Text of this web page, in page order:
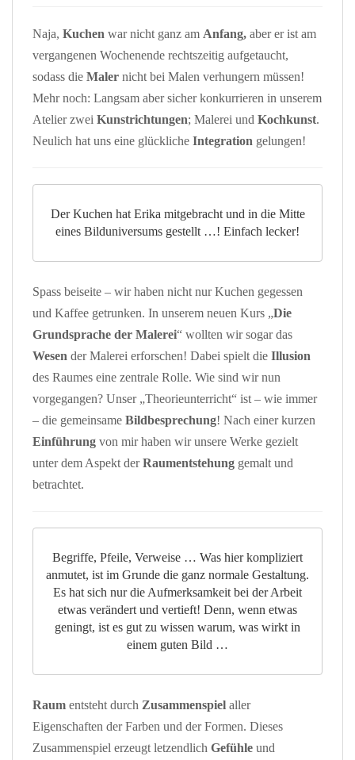
Naja, Kuchen war nicht ganz am Anfang, aber er ist am
vergangenen Wochenende rechtszeitig aufgetaucht,
sodass die Maler nicht bei Malen verhungern müssen!
Mehr noch: Langsam aber sicher konkurrieren in unserem
Atelier zwei Kunstrichtungen; Malerei und Kochkunst.
Neulich hat uns eine glückliche Integration gelungen!
Der Kuchen hat Erika mitgebracht und in die Mitte
eines Bilduniversums gestellt …! Einfach lecker!
Spass beiseite – wir haben nicht nur Kuchen gegessen
und Kaffee getrunken. In unserem neuen Kurs „Die
Grundsprache der Malerei“ wollten wir sogar das
Wesen der Malerei erforschen! Dabei spielt die Illusion
des Raumes eine zentrale Rolle. Wie sind wir nun
vorgegangen? Unser „Theorieunterricht“ ist – wie immer
– die gemeinsame Bildbesprechung! Nach einer kurzen
Einführung von mir haben wir unsere Werke gezielt
unter dem Aspekt derRaumentstehung gemalt und
betrachtet.
Begriffe, Pfeile, Verweise … Was hier kompliziert
anmutet, ist im Grunde die ganz normale Gestaltung.
Es hat sich nur die Aufmerksamkeit bei der Arbeit
etwas verändert und vertieft! Denn, wenn etwas
geningt, ist es gut zu wissen warum, was wirkt in
einem guten Bild …
Raum entsteht durch Zusammenspiel aller
Eigenschaften der Farben und der Formen. Dieses
Zusammenspiel erzeugt letzendlich Gefühle und